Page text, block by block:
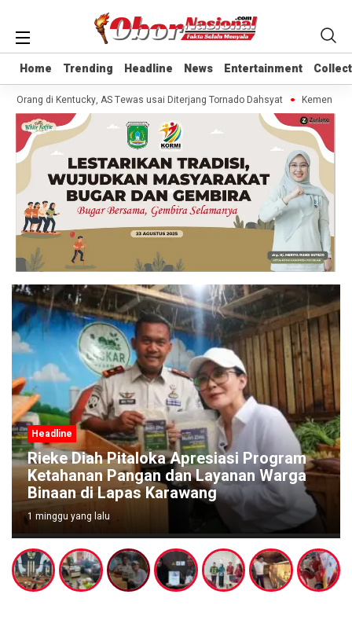
Home Trending Headline News Entertainment
Home Trending Headline News Entertainment
Orang di Kentucky, AS Tewas usai Diterjang Tornado Dahsyat Kemendag
Headline
Rieke Diah Pitaloka Apresiasi Program
Ketahanan Pangan dan Layanan Warga
Binaan di Lapas Karawang
1 minggu yang lalu